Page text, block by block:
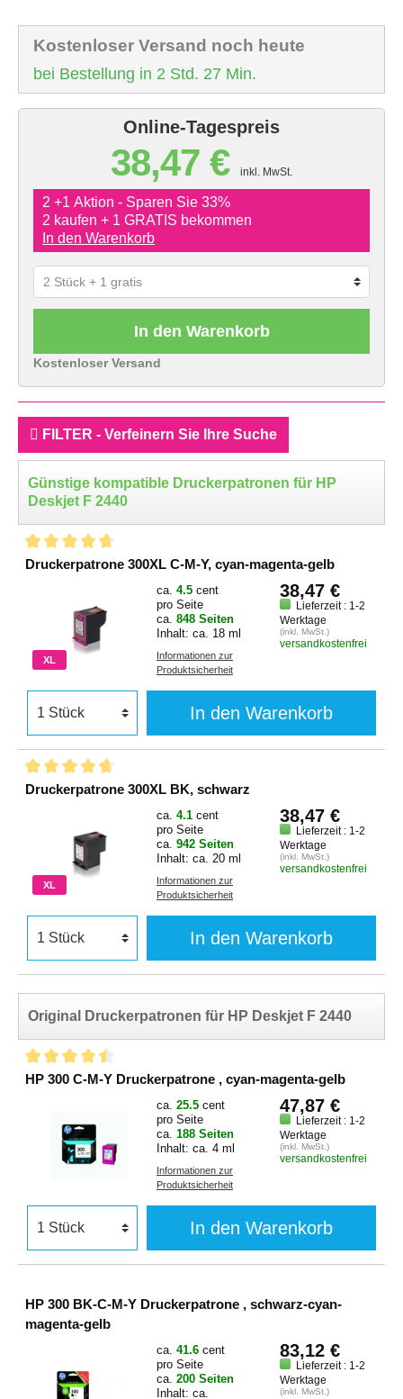
Kostenloser Versand noch heute
bei Bestellung in 2 Std. 27 Min.
Online-Tagespreis
38,47 € inkl. MwSt.
2 +1 Aktion - Sparen Sie 33%
2 kaufen + 1 GRATIS bekommen
In den Warenkorb
In den Warenkorb
Kostenloser Versand
FILTER - Verfeinern Sie Ihre Suche
Günstige kompatible Druckerpatronen für HP
Deskjet F 2440
Druckerpatrone 300XL C-M-Y, cyan-magenta-gelb
XL
ca. 4.5 cent
pro Seite
ca. 848 Seiten
Inhalt: ca. 18 ml
Informationen zur
Produktsicherheit
38,47 €
Lieferzeit : 1-2
Werktage
(inkl. MwSt.)
versandkostenfrei
In den Warenkorb
Druckerpatrone 300XL BK, schwarz
XL
ca. 4.1 cent
pro Seite
ca. 942 Seiten
Inhalt: ca. 20 ml
Informationen zur
Produktsicherheit
38,47 €
Lieferzeit : 1-2
Werktage
(inkl. MwSt.)
versandkostenfrei
In den Warenkorb
Original Druckerpatronen für HP Deskjet F 2440
HP 300 C-M-Y Druckerpatrone , cyan-magenta-gelb
ca. 25.5 cent
pro Seite
ca. 188 Seiten
Inhalt: ca. 4 ml
Informationen zur
Produktsicherheit
47,87 €
Lieferzeit : 1-2
Werktage
(inkl. MwSt.)
versandkostenfrei
In den Warenkorb
HP 300 BK-C-M-Y Druckerpatrone , schwarz-cyan-
magenta-gelb
ca. 41.6 cent
pro Seite
ca. 200 Seiten
Inhalt: ca.
83,12 €
Lieferzeit : 1-2
Werktage
(inkl. MwSt.)